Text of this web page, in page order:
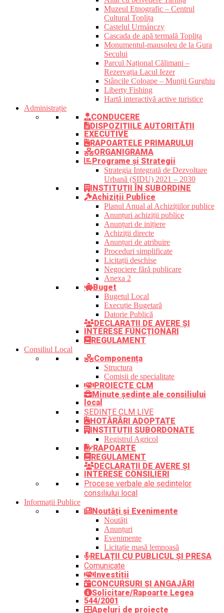
Muzeul Etnografic – Centrul
Cultural Toplița
Castelul Urmánczy
Cascada de apă termală Toplița
Monumentul-mausoleu de la Gura
Secului
Parcul Național Călimani –
Rezervația Lacul Iezer
Stâncile Coloape – Munții Gurghiu
Liberty Fishing
Hartă interactivă active turistice
Administrație
CONDUCERE
DISPOZIȚIILE AUTORITĂȚII
EXECUTIVE
RAPOARTELE PRIMARULUI
ORGANIGRAMA
Programe și Strategii
Strategia Integrată de Dezvoltare
Urbană (SIDU) 2021 – 2030
INSTITUȚII ÎN SUBORDINE
Achiziții Publice
Planul Anual al Achizițiilor publice
Anunțuri achiziții publice
Anunțuri de inițiere
Achiziții directe
Anunțuri de atribuire
Proceduri simplificate
Licitații deschise
Negociere fără publicare
Anexa 2
Buget
Bugetul Local
Execuție Bugetară
Datorie Publică
DECLARAȚII DE AVERE ȘI
INTERESE FUNCȚIONARI
REGULAMENT
Consiliul Local
Componența
Structura
Comisii de specialitate
PROIECTE CLM
Minute ședințe ale consiliului
local
ȘEDINȚE CLM LIVE
HOTĂRÂRI ADOPTATE
INSTITUȚII SUBORDONATE
Registrul Agricol
RAPOARTE
REGULAMENT
DECLARAȚII DE AVERE ȘI
INTERESE CONSILIERI
Procese verbale ale ședințelor
consiliului local
Informații Publice
Noutăți și Evenimente
Noutăți
Anunțuri
Evenimente
Licitație masă lemnoasă
RELAȚII CU PUBLICUL ȘI PRESA
Comunicate
Investiții
CONCURSURI ȘI ANGAJĂRI
Solicitare/Rapoarte Legea
544/2001
Apeluri de proiecte